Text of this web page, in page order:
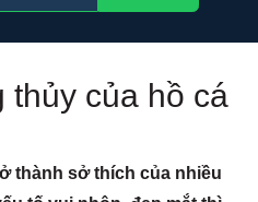
thủy của hồ cá
thành sở thích của nhiều